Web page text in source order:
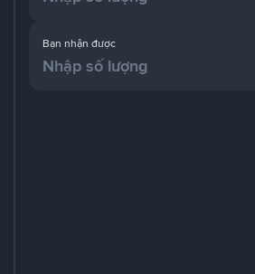
Bạn nhận được